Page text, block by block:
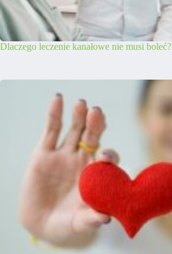
Dlaczego leczenie kanałowe nie musi boleć?